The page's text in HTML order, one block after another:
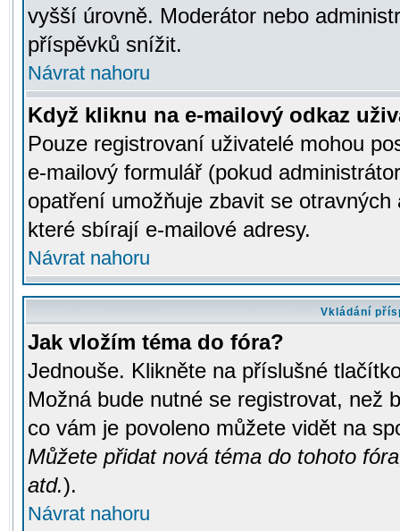
vyšší úrovně. Moderátor nebo
příspěvků snížit.
Návrat nahoru
Když kliknu na e-mailový odkaz
Pouze registrovaní uživatelé mohou
e-mailový formulář (pokud
opatření umožňuje zbavit se
které sbírají e-mailové adresy.
Návrat nahoru
Vkládání
Jak vložím téma do fóra?
Jednouše. Klikněte na příslušné
Možná bude nutné se registrovat, než
co vám je povoleno můžete vidět na
Můžete přidat nová téma do tohoto
atd.).
Návrat nahoru